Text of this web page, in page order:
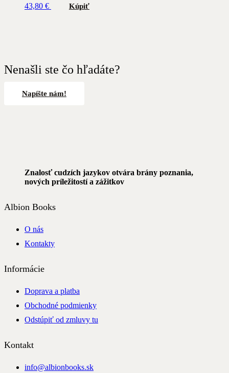
43,80 € Kúpiť
Nenašli ste čo hľadáte?
Napíšte nám!
Znalosť cudzích jazykov otvára brány poznania,
nových príležitostí a zážitkov
Albion Books
O nás
Kontakty
Informácie
Doprava a platba
Obchodné podmienky
Odstúpiť od zmluvy tu
Kontakt
info@albionbooks.sk